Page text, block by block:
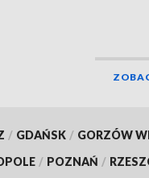
/ GDAŃSK / GORZÓW
/ POZNAŃ /